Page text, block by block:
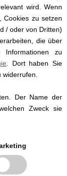
wird. Wenn
Cookies zu setzen
/ oder von Dritten)
die über
Informationen zu
. Dort haben Sie
Der Name der
Zweck sie